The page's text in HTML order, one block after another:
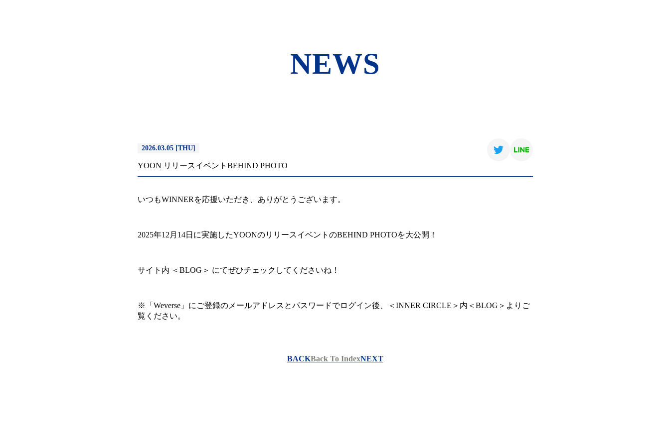
NEWS
2026.03.05 [THU]
YOON リリースイベントBEHIND PHOTO
いつもWINNERを応援いただき、ありがとうございます。
2025年12月14日に実施したYOONのリリースイベントのBEHIND PHOTOを大公開！
サイト内 ＜BLOG＞ にてぜひチェックしてくださいね！
※「Weverse」にご登録のメールアドレスとパスワードでログイン後、＜INNER CIRCLE＞内＜BLOG＞よりご
覧ください。
BACKBack To IndexNEXT